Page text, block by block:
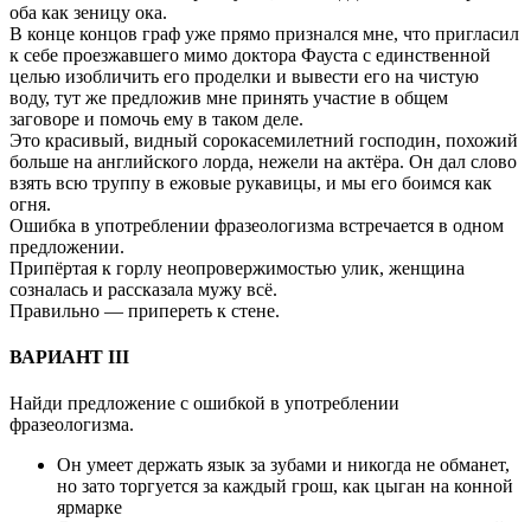
оба как зеницу ока.
В конце концов граф уже прямо признался мне, что пригласил
к себе проезжавшего мимо доктора Фауста с единственной
целью изобличить его проделки и вывести его на чистую
воду, тут же предложив мне принять участие в общем
заговоре и помочь ему в таком деле.
Это красивый, видный сорокасемилетний господин, похожий
больше на английского лорда, нежели на актёра. Он дал слово
взять всю труппу в ежовые рукавицы, и мы его боимся как
огня.
Ошибка в употреблении фразеологизма встречается в одном
предложении.
Припёртая к горлу неопровержимостью улик, женщина
созналась и рассказала мужу всё.
Правильно — припереть к стене.
ВАРИАНТ III
Найди предложение с ошибкой в употреблении
фразеологизма.
Он умеет держать язык за зубами и никогда не обманет,
но зато торгуется за каждый грош, как цыган на конной
ярмарке